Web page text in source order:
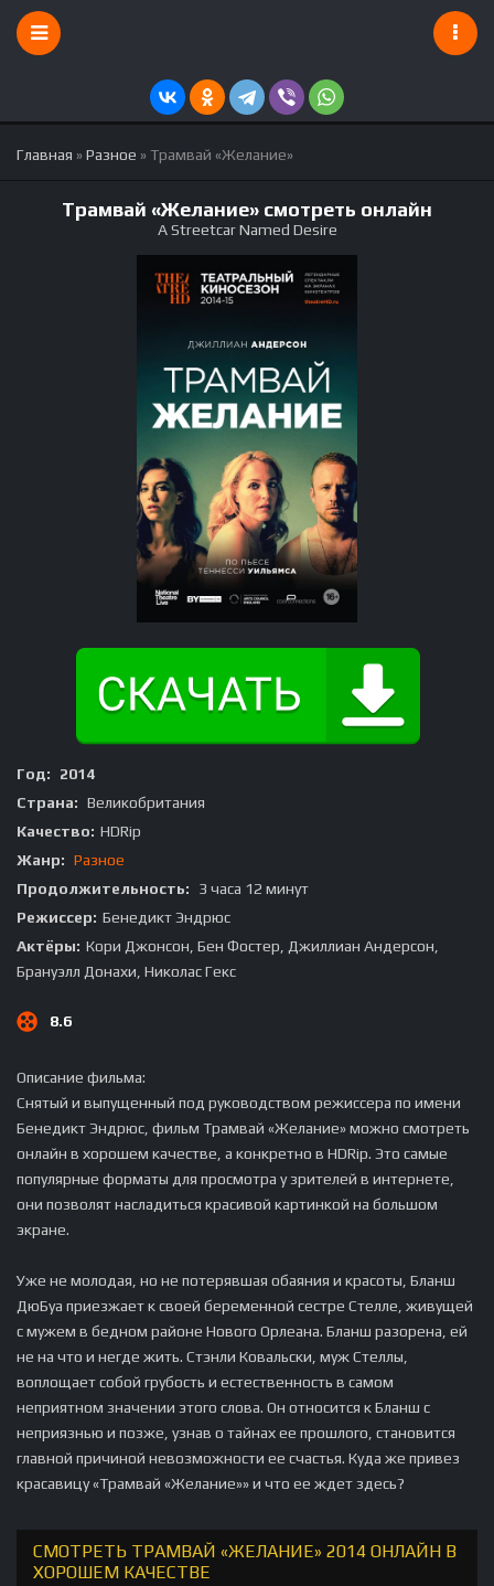
Главная »Разное » Трамвай «Желание»
Трамвай «Желание» смотреть онлайн
A Streetcar Named Desire
Год:
2014
Страна: Великобритания
Качество: HDRip
Жанр: Разное
Продолжительность:
3 часа 12 минут
Режиссер: Бенедикт Эндрюс
Актёры: Кори Джонсон, Бен Фостер, Джиллиан Андерсон,
Брануэлл Донахи, Николас Гекс
8.6
Описание фильма:
Снятый и выпущенный под руководством режиссера по имени
Бенедикт Эндрюс, фильм Трамвай «Желание» можно смотреть
онлайн в хорошем качестве, а конкретно в HDRip. Это самые
популярные форматы для просмотра у зрителей в интернете,
они позволят насладиться красивой картинкой на большом
экране.
Уже не молодая, но не потерявшая обаяния и красоты, Бланш
ДюБуа приезжает к своей беременной сестре Стелле, живущей
с мужем в бедном районе Нового Орлеана. Бланш разорена, ей
не на что и негде жить. Стэнли Ковальски, муж Стеллы,
воплощает собой грубость и естественность в самом
неприятном значении этого слова. Он относится к Бланш с
неприязнью и позже, узнав о тайнах ее прошлого, становится
главной причиной невозможности ее счастья. Куда же привез
красавицу «Трамвай «Желание»» и что ее ждет здесь?
СМОТРЕТЬ ТРАМВАЙ «ЖЕЛАНИЕ» 2014 ОНЛАЙН В
ХОРОШЕМ КАЧЕСТВЕ